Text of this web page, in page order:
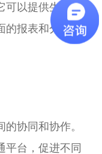
可以提供生产效
的报表和分析，
协同和协作。
平台，促进不同